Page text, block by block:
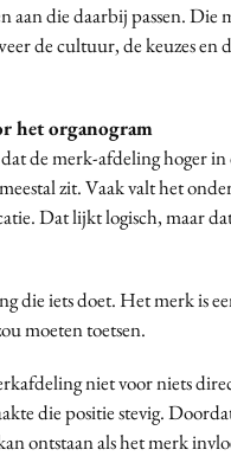
aan die daarbij passen. Die
de cultuur, de keuzes en
het organogram
de merk-afdeling hoger in
zit. Vaak valt het
Dat lijkt logisch, maar
die iets doet. Het merk is
moeten toetsen.
niet voor niets
die positie stevig.
ontstaan als het merk